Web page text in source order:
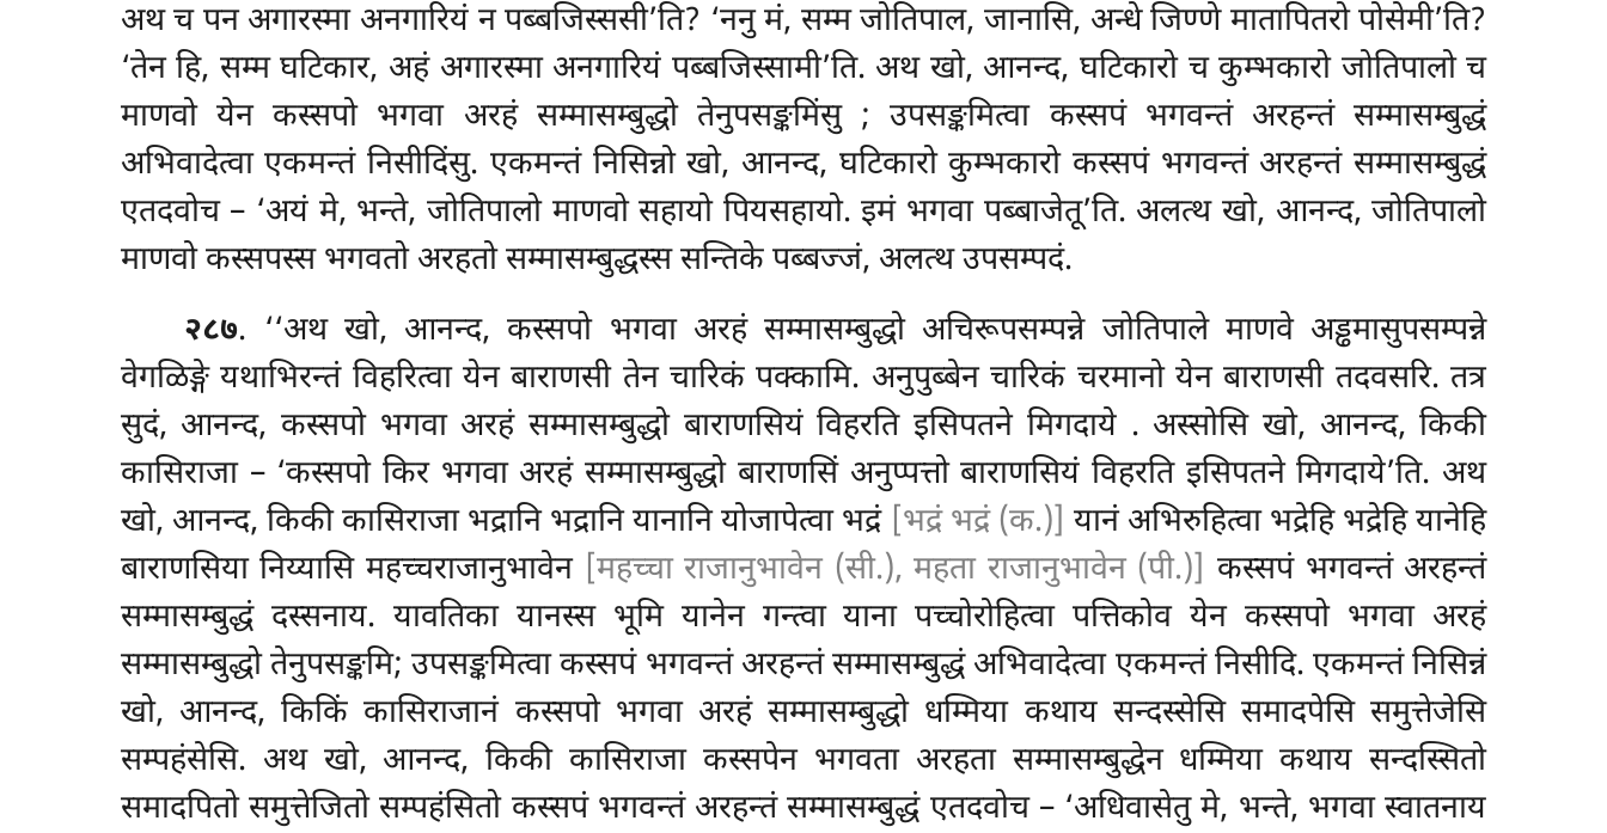
अथ च पन अगारस्मा अनगारियं न पब्बजिस्ससी’ति? ‘ननु मं, सम्म जोतिपाल, जानासि, अन्धे जिण्णे मातापितरो पोसेमी’ति?
‘तेन हि, सम्म घटिकार, अहं अगारस्मा अनगारियं पब्बजिस्सामी’ति. अथ खो, आनन्द, घटिकारो च कुम्भकारो जोतिपालो च
माणवो येन कस्सपो भगवा अरहं सम्मासम्बुद्धो तेनुपसङ्कमिंसु ; उपसङ्कमित्वा कस्सपं भगवन्तं अरहन्तं सम्मासम्बुद्धं
अभिवादेत्वा एकमन्तं निसीदिंसु. एकमन्तं निसिन्नो खो, आनन्द, घटिकारो कुम्भकारो कस्सपं भगवन्तं अरहन्तं सम्मासम्बुद्धं
एतदवोच – ‘अयं मे, भन्ते, जोतिपालो माणवो सहायो पियसहायो. इमं भगवा पब्बाजेतू’ति. अलत्थ खो, आनन्द, जोतिपालो
माणवोकस्सपस्स भगवतो अरहतो सम्मासम्बुद्धस्स सन्तिके पब्बज्जं, अलत्थ उपसम्पदं.
२८७. ‘‘अथ खो, आनन्द, कस्सपो भगवा अरहं सम्मासम्बुद्धो अचिरूपसम्पन्ने जोतिपाले माणवे अड्ढमासुपसम्पन्ने
वेगळिङ्गे यथाभिरन्तं विहरित्वा येन बाराणसी तेन चारिकं पक्कामि. अनुपुब्बेन चारिकं चरमानो येन बाराणसी तदवसरि. तत्र
सुदं, आनन्द, कस्सपो भगवा अरहं सम्मासम्बुद्धो बाराणसियं विहरति इसिपतने मिगदाये . अस्सोसि खो, आनन्द, किकी
कासिराजा – ‘कस्सपो किर भगवा अरहं सम्मासम्बुद्धो बाराणसिं अनुप्पत्तो बाराणसियं विहरति इसिपतने मिगदाये’ति. अथ
खो, आनन्द, किकी कासिराजा भद्रानि भद्रानि यानानि योजापेत्वा भद्रं [भद्रं भद्रं (क.)] यानं अभिरुहित्वा भद्रेहि भद्रेहि यानेहि
बाराणसिया निय्यासि महच्चराजानुभावेन [महच्चा राजानुभावेन (सी.), महता राजानुभावेन (पी.)] कस्सपं भगवन्तं अरहन्तं
सम्मासम्बुद्धं दस्सनाय. यावतिका यानस्स भूमि यानेन गन्त्वा याना पच्चोरोहित्वा पत्तिकोवयेन कस्सपो भगवा अरहं
सम्मासम्बुद्धो तेनुपसङ्कमि; उपसङ्कमित्वा कस्सपं भगवन्तं अरहन्तं सम्मासम्बुद्धं अभिवादेत्वा एकमन्तं निसीदि. एकमन्तं निसिन्नं
खो, आनन्द, किकिं कासिराजानं कस्सपो भगवा अरहं सम्मासम्बुद्धो धम्मिया कथाय सन्दस्सेसि समादपेसि समुत्तेजेसि
सम्पहंसेसि. अथ खो, आनन्द, किकी कासिराजा कस्सपेन भगवता अरहता सम्मासम्बुद्धेन धम्मिया कथाय सन्दस्सितो
समादपितो समुत्तेजितो सम्पहंसितो कस्सपं भगवन्तं अरहन्तं सम्मासम्बुद्धं एतदवोच – ‘अधिवासेतुमे, भन्ते, भगवा स्वातनाय